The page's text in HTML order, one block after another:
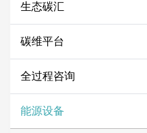
生态碳汇
碳维平台
全过程咨询
能源设备